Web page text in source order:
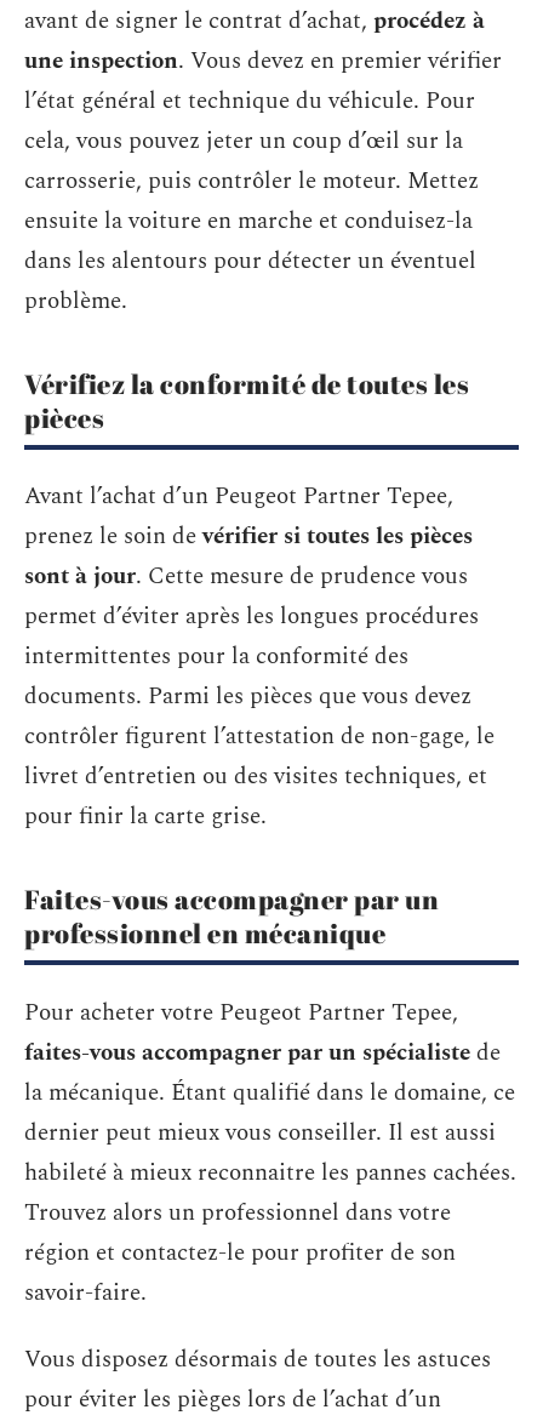
avant de signer le contrat d’achat, procédez à
une inspection. Vous devez en premier vérifier
l’état général et technique du véhicule. Pour
cela, vous pouvez jeter un coup d’œil sur la
carrosserie, puis contrôler le moteur. Mettez
ensuite la voiture en marche et conduisez-la
dans les alentours pour détecter un éventuel
problème.
Vérifiez la conformité de toutes les
pièces
Avant l’achat d’un Peugeot Partner Tepee,
prenez le soin devérifier si toutes les pièces
sont à jour. Cette mesure de prudence vous
permet d’éviter après les longues procédures
intermittentes pour la conformité des
documents. Parmi les pièces que vous devez
contrôler figurent l’attestation de non-gage, le
livret d’entretien ou des visites techniques, et
pour finir la carte grise.
Faites-vous accompagner par un
professionnel en mécanique
Pour acheter votre Peugeot Partner Tepee,
faites-vous accompagner par un spécialistede
la mécanique. Étant qualifié dans le domaine, ce
dernier peut mieux vous conseiller. Il est aussi
habileté à mieux reconnaitre les pannes cachées.
Trouvez alors un professionnel dans votre
région et contactez-le pour profiter de son
savoir-faire.
Vous disposez désormais de toutes les astuces
pour éviter les pièges lors de l’achat d’un